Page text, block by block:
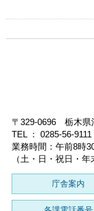
〒329-0696 栃木県
TEL ： 0285-56-
業務時間：午前8時
（土・日・祝日・年
庁舎案内